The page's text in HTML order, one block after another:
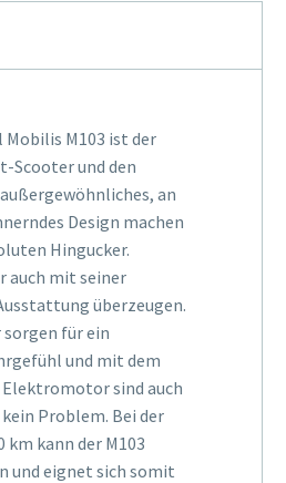
M103 ist der
Scooter und den
an
Design machen
Hingucker.
auch mit seiner
überzeugen.
sorgen für ein
und mit dem
sind auch
Problem. Bei der
km kann der M103
und eignet sich somit